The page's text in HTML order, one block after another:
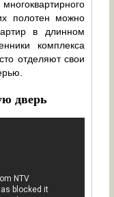
полотен можно
в длинном
комплекса
отделяют свои
дверь